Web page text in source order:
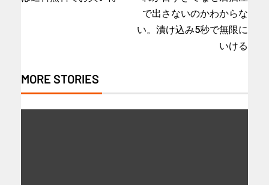
で出さないのかわからな
い。漬け込み5秒で無限に
いける
MORE STORIES